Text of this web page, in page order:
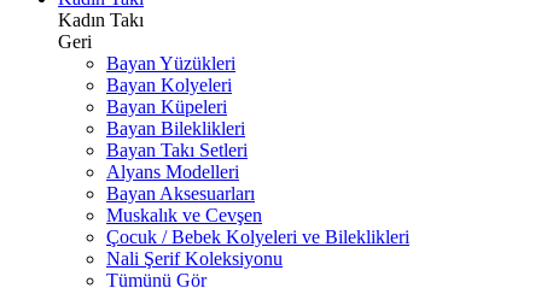
Kadın Takı
Geri
Bayan Yüzükleri
Bayan Kolyeleri
Bayan Küpeleri
Bayan Bileklikleri
Bayan Takı Setleri
Alyans Modelleri
Bayan Aksesuarları
Muskalık ve Cevşen
Çocuk / Bebek Kolyeleri ve Bileklikleri
Nali Şerif Koleksiyonu
Tümünü Gör